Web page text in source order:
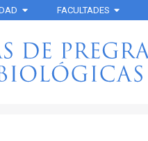
FACULTADES